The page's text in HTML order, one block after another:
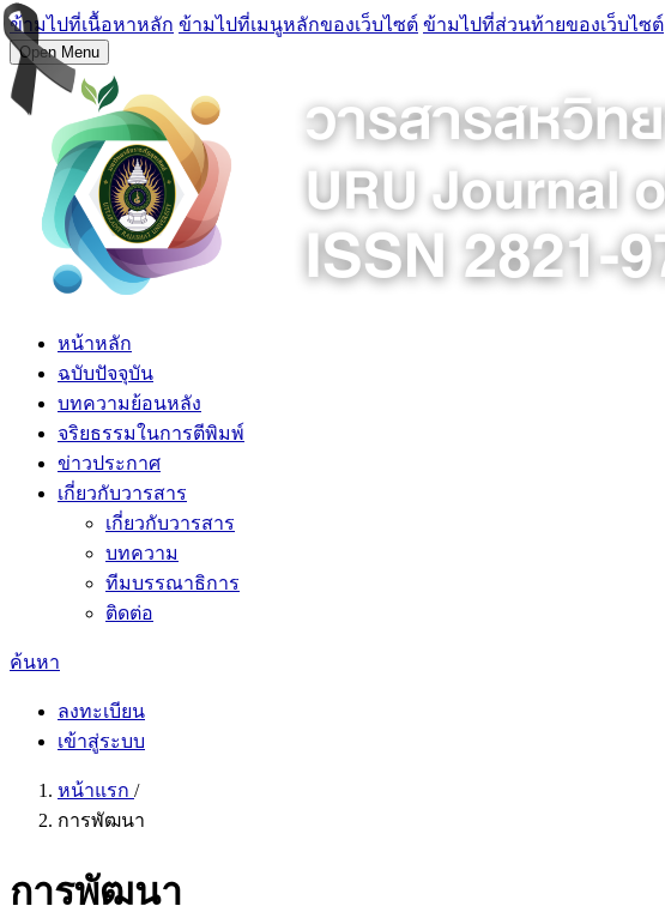
ข้ามไปที่เนื้อหาหลัก ข้ามไปที่เมนูหลักของเว็บไซต์ ข้ามไปที่ส่วนท้ายของเว็บไซต์
Open Menu
หน้าหลัก
ฉบับปัจจุบัน
บทความย้อนหลัง
จริยธรรมในการตีพิมพ์
ข่าวประกาศ
เกี่ยวกับวารสาร
เกี่ยวกับวารสาร
บทความ
ทีมบรรณาธิการ
ติดต่อ
ค้นหา
ลงทะเบียน
เข้าสู่ระบบ
หน้าแรก /
การพัฒนา
การพัฒนา